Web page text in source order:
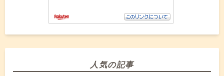
人気の記事